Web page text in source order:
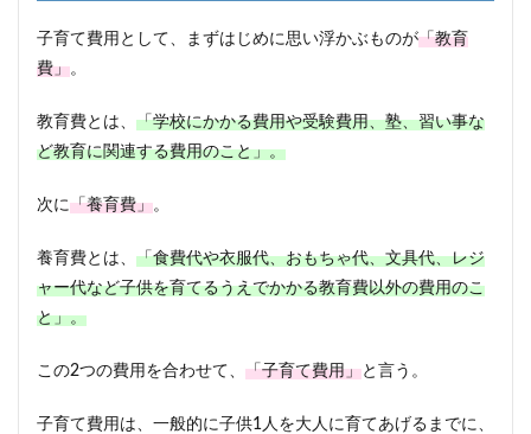
る
2
1人
かる
育
3
「教
金」
保す
子育て費用として、まずはじめに思い浮かぶものが「教育
費」。
教育費とは、 「学校にかかる費用や受験費用、塾、習い事な
ど教育に関連する費用のこと」。
次に「養育費」。
養育費とは、 「食費代や衣服代、おもちゃ代、文具代、レジ
ャー代など子供を育てるうえでかかる教育費以外の費用のこ
と」。
この2つの費用を合わせて、 「子育て費用」と言う。
子育て費用は、一般的に子供1人を大人に育てあげるまでに、